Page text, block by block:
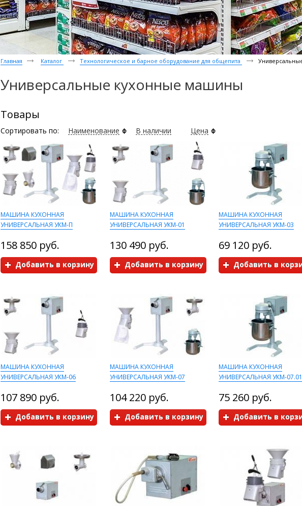
Главная Каталог Технологическое и барное оборудование для общепита
Универсальные кухонные машины
Товары
Сортировать по: Наименование В наличии Цена
МАШИНА КУХОННАЯ
УНИВЕРСАЛЬНАЯ УКМ-П
158 850 руб.
Добавить в корзину
МАШИНА КУХОННАЯ
УНИВЕРСАЛЬНАЯ УКМ-01
130 490 руб.
Добавить в корзину
МАШИНА КУХОННАЯ
УНИВЕРСАЛЬНАЯ УКМ-03
69 120 руб.
Добавить в
МАШИНА КУХОННАЯ
УНИВЕРСАЛЬНАЯ УКМ-06
107 890 руб.
Добавить в корзину
МАШИНА КУХОННАЯ
УНИВЕРСАЛЬНАЯ УКМ-07
104 220 руб.
Добавить в корзину
МАШИНА КУХОННАЯ
УНИВЕРСАЛЬНАЯ УКМ-07.01
75 260 руб.
Добавить в